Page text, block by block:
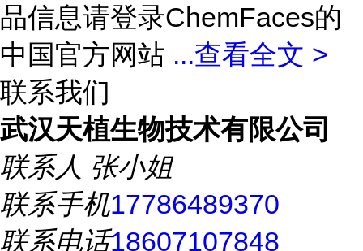
品信息请登录ChemFaces的
中国官方网站 ...查看全文 >
联系我们
武汉天植生物技术有限公司
联系人 张小姐
联系手机17786489370
联系电话18607107848